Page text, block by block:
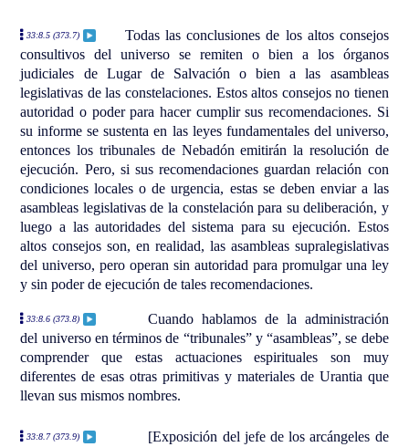
33:8.5 (373.7)
Todas las conclusiones de los altos consejos
consultivos del universo se remiten o bien a los órganos
judiciales de Lugar de Salvación o bien a las asambleas
legislativas de las constelaciones. Estos altos consejos no tienen
autoridad o poder para hacer cumplir sus recomendaciones. Si
su informe se sustenta en las leyes fundamentales del universo,
entonces los tribunales de Nebadón emitirán la resolución de
ejecución. Pero, si sus recomendaciones guardan relación con
condiciones locales o de urgencia, estas se deben enviar a las
asambleas legislativas de la constelación para su deliberación, y
luego a las autoridades del sistema para su ejecución. Estos
altos consejos son, en realidad, las asambleas supralegislativas
del universo, pero operan sin autoridad para promulgar una ley
y sin poder de ejecución de tales recomendaciones.
33:8.6 (373.8)
Cuando hablamos de la administración
del universo en términos de “tribunales” y “asambleas”, se debe
comprender que estas actuaciones espirituales son muy
diferentes de esas otras primitivas y materiales de Urantia que
llevan sus mismos nombres.
33:8.7 (373.9)
[Exposición del jefe de los arcángeles de